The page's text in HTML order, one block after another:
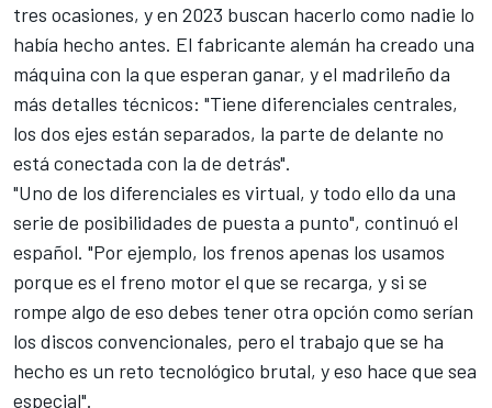
tres ocasiones, y en 2023 buscan hacerlo como nadie lo
había hecho antes. El fabricante alemán ha creado una
máquina con la que esperan ganar, y el madrileño da
más detalles técnicos: "Tiene diferenciales centrales,
los dos ejes están separados, la parte de delante no
está conectada con la de detrás".
"Uno de los diferenciales es virtual, y todo ello da una
serie de posibilidades de puesta a punto", continuó el
español. "Por ejemplo, los frenos apenas los usamos
porque es el freno motor el que se recarga, y si se
rompe algo de eso debes tener otra opción como serían
los discos convencionales, pero el trabajo que se ha
hecho es un reto tecnológico brutal, y eso hace que sea
especial".